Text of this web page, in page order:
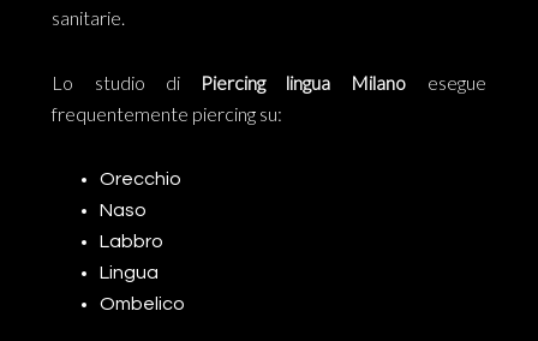
sanitarie.
Lo studio di Piercing lingua Milano esegue
frequentemente piercing su:
Orecchio
Naso
Labbro
Lingua
Ombelico